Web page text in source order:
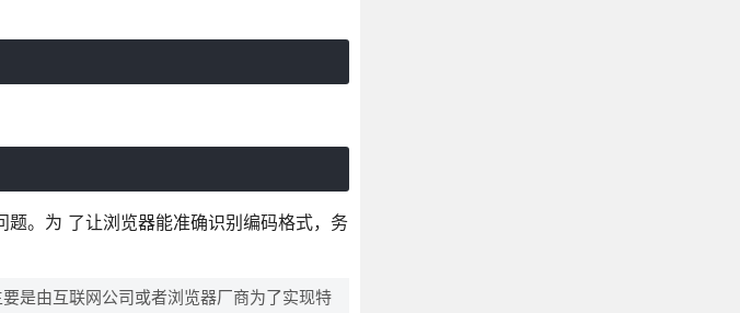
。为 了让浏览器能准确识别编码格式，务
是由互联网公司或者浏览器厂商为了实现特